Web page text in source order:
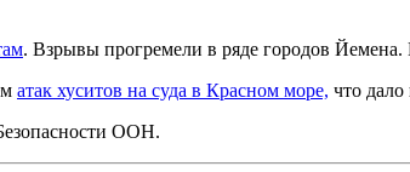
. Взрывы прогремели в ряде городов
атак хуситов на суда в Красном море, что
ООН.